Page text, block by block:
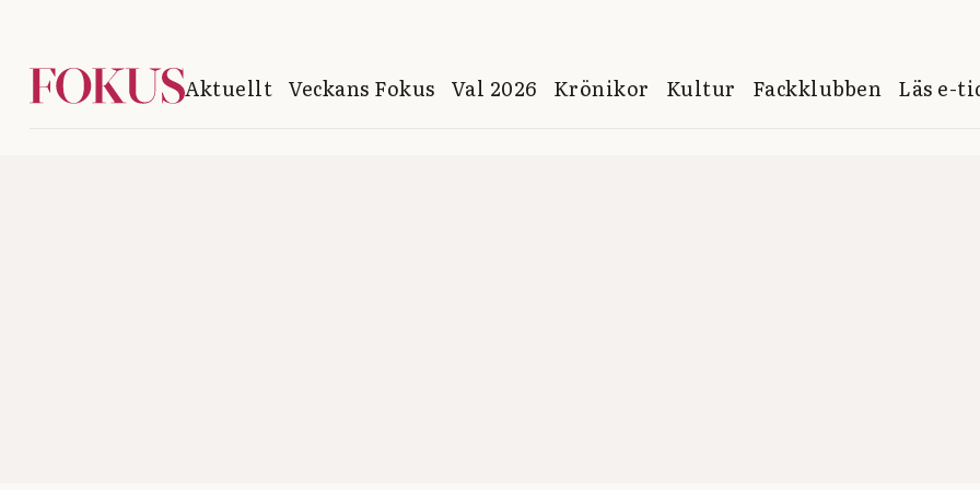
Aktuellt Veckans Fokus Val 2026 Krönikor Kultur Fackklubben Läs e-